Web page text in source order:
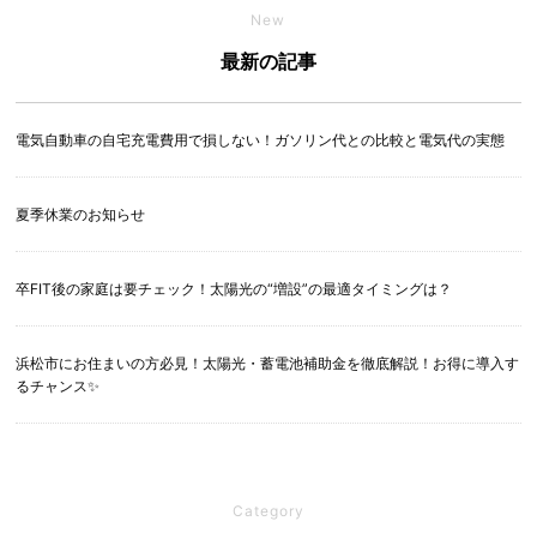
New
最新の記事
電気自動車の自宅充電費用で損しない！ガソリン代との比較と電気代の実態
夏季休業のお知らせ
卒FIT後の家庭は要チェック！太陽光の“増設”の最適タイミングは？
浜松市にお住まいの方必見！太陽光・蓄電池補助金を徹底解説！お得に導入す
るチャンス✨
Category